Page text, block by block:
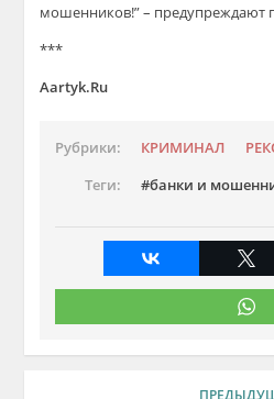
мошенников!” – предупреждают
***
Aartyk.Ru
Рубрики: КРИМИНАЛ
Теги:
банки и